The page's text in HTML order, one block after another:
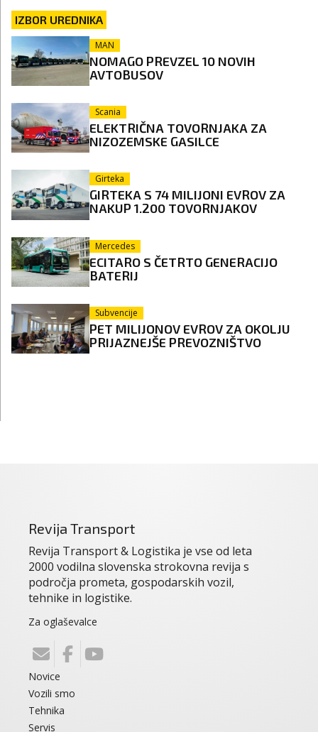
IZBOR UREDNIKA
MAN
NOMAGO PREVZEL 10 NOVIH
AVTOBUSOV
Scania
ELEKTRIČNA TOVORNJAKA ZA
NIZOZEMSKE GASILCE
Girteka
GIRTEKA S 74 MILIJONI EVROV ZA
NAKUP 1.200 TOVORNJAKOV
Mercedes
ECITARO S ČETRTO GENERACIJO
BATERIJ
Subvencije
PET MILIJONOV EVROV ZA OKOLJU
PRIJAZNEJŠE PREVOZNIŠTVO
Revija Transport
Revija Transport & Logistika je vse od leta
2000 vodilna slovenska strokovna revija s
področja prometa, gospodarskih vozil,
tehnike in logistike.
Za oglaševalce
Novice
Vozili smo
Tehnika
Servis